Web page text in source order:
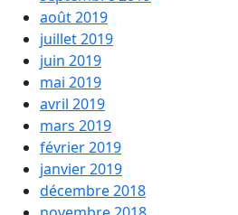
août 2019
juillet 2019
juin 2019
mai 2019
avril 2019
mars 2019
février 2019
janvier 2019
décembre 2018